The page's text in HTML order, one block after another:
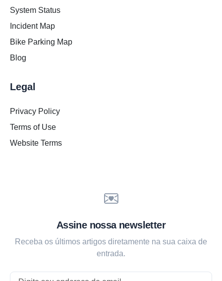
System Status
Incident Map
Bike Parking Map
Blog
Legal
Privacy Policy
Terms of Use
Website Terms
Assine nossa newsletter
Receba os últimos artigos diretamente na sua caixa de
entrada.
Email